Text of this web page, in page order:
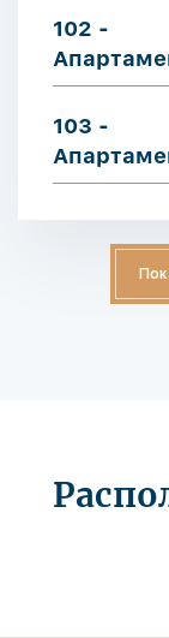
102 -
103 -